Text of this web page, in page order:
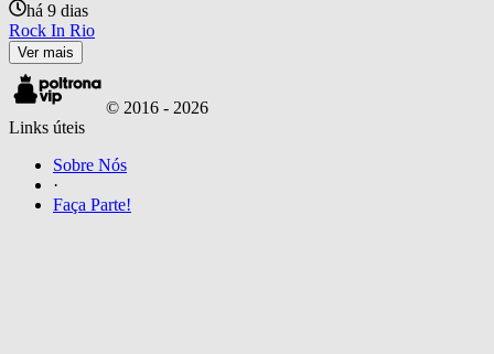
há 9 dias
Rock In Rio
Ver mais
© 2016 - 2026
Links úteis
Sobre Nós
·
Faça Parte!